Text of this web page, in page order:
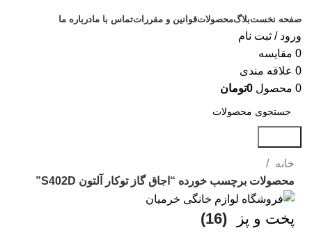
صفحه نخستبلاگمحصولاتقوانین و مقرراتتماس با مادرباره ما
ورود / ثبت نام
0 مقایسه
0 علاقه مندی
0 محصول 0تومان
خانه
محصولات برچسب خورده “اجاق گاز توکار آلتون S402D”
پخت و پز (16)